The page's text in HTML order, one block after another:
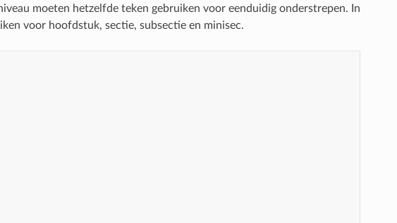
moeten hetzelfde teken gebruiken voor eenduidig onderstrepen. In
voor hoofdstuk, sectie, subsectie en minisec.